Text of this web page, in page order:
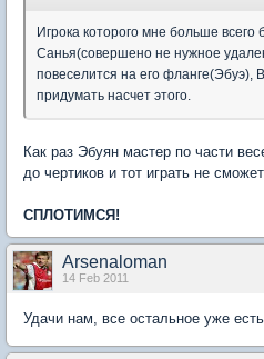
Игрока которого мне больше всего
Санья(совершено не нужное
повеселится на его фланге(Эбуэ),
придумать насчет этого.
Как раз Эбуян мастер по части
до чертиков и тот играть не
СПЛОТИМСЯ!
Arsenaloman
14 Feb 2011
Удачи нам, все остальное уже